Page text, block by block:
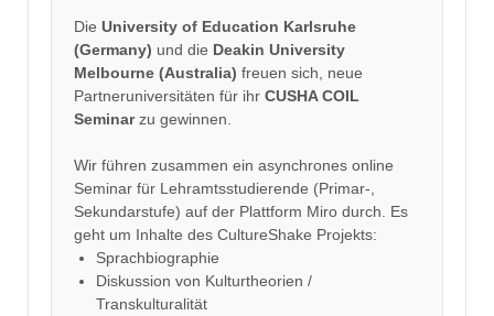
Die University of Education Karlsruhe
(Germany) und die Deakin University
Melbourne (Australia) freuen sich, neue
Partneruniversitäten für ihr CUSHA COIL
Seminarzu gewinnen.
Wir führen zusammen ein asynchrones online
Seminar für Lehramtsstudierende (Primar-,
Sekundarstufe) auf der Plattform Miro durch. Es
geht um Inhalte des CultureShake Projekts:
Sprachbiographie
Diskussion von Kulturtheorien /
Transkulturalität